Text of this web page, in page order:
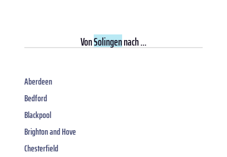
VonSolingennach ...
Aberdeen
Bedford
Blackpool
Brighton and Hove
Chesterfield